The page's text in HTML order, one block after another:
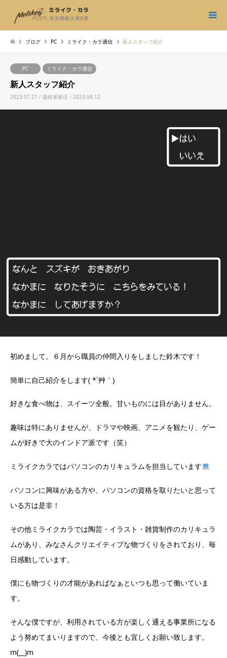
ブログ PC ミライク・カラ通信 新人スタッフ紹介
PC ミライク・カラ通信
新人スタッフ紹介
2023.07.21 / 最終更新日：2023.09.12
初めまして。６月から職員の仲間入りをしました鈴木です！
簡単に自己紹介をします( *´艸｀)
好きな食べ物は、スイーツ全般。甘いものには目がありません。
趣味は特にありませんが、ドラマや映画、アニメを観たり、ゲー
ムが好きで大のインドア派です（笑）
ミライクカラではパソコンのカリキュラムを担当しています
パソコンに興味がある方や、パソコンの資格を取りたいと思って
いる方は是非！
その他ミライクカラでは陶芸・イラスト・雑貨制作のカリキュラ
ムがあり、みなさんクリエイティブな物づくりをされており、毎
日感動しています。
僕にも物づくりの才能があればなぁといつも思って働いていま
す。
そんな僕ですが、利用されている方が楽しく通える事業所になる
よう努めてまいりますので、今後とも宜しくお願い致します。
m(__)m